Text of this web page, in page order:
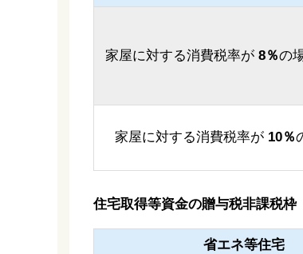
家屋に対する消費税率が 8％の
家屋に対する消費税率が 10％
住宅取得等資金の贈与税非課税枠
省エネ等住宅